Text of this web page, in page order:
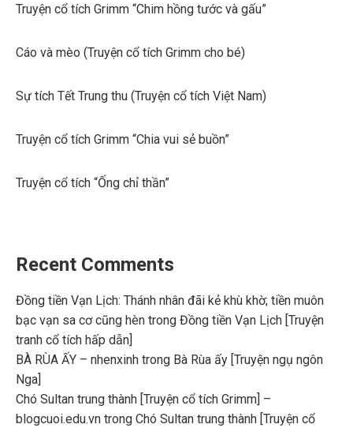
Truyện cổ tích Grimm “Chim hồng tước và gấu”
Cáo và mèo (Truyện cổ tích Grimm cho bé)
Sự tích Tết Trung thu (Truyện cổ tích Việt Nam)
Truyện cổ tích Grimm “Chia vui sẻ buồn”
Truyện cổ tích “Ống chỉ thần”
Recent Comments
Đồng tiền Vạn Lịch: Thánh nhân đãi kẻ khù khờ; tiền muôn
bạc vạn sa cơ cũng hèn trong Đồng tiền Vạn Lịch [Truyện
tranh cổ tích hấp dẫn]
BÀ RÙA ẤY – nhenxinh trong Bà Rùa ấy [Truyện ngụ ngôn
Nga]
Chó Sultan trung thành [Truyện cổ tích Grimm] –
blogcuoi.edu.vn trong Chó Sultan trung thành [Truyện cổ